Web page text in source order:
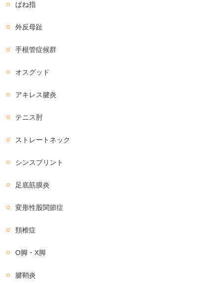
ばね指
外反母趾
手根管症候群
オスグッド
アキレス腱炎
テニス肘
ストレートネック
シンスプリント
足底筋膜炎
変形性股関節症
頚椎症
O脚・X脚
腱鞘炎